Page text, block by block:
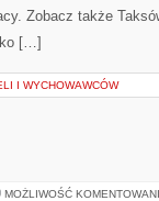
Zobacz także
[…]
I WYCHOWAWCÓW
MOŻLIWOŚĆ